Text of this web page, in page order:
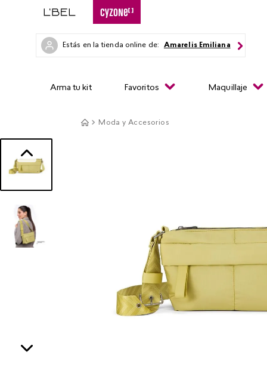
Estás en la tienda online de: Amarelis Emiliana
Arma tu kit Favoritos Maquillaje
Moda y Accesorios